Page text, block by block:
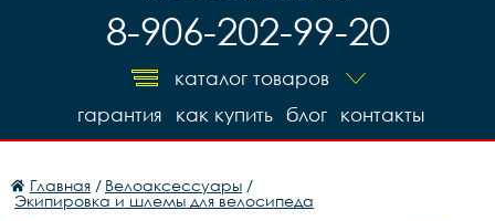
8-906-202-99-20
каталог товаров
контакты
блог
как купить
гарантия
Главная / Велоаксессуары /
Экипировка и шлемы для велосипеда